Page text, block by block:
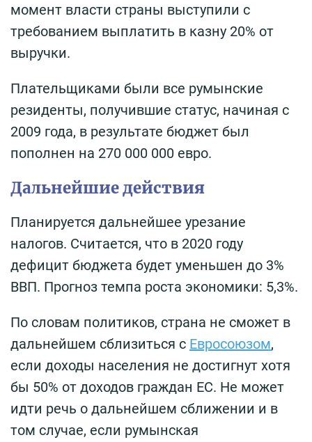
момент власти страны выступили с
требованием выплатить в казну 20% от
выручки.
Плательщиками были все румынские
резиденты, получившие статус, начиная с
2009 года, в результате бюджет был
пополнен на 270 000 000 евро.
Дальнейшие действия
Планируется дальнейшее урезание
налогов. Считается, что в 2020 году
дефицит бюджета будет уменьшен до 3%
ВВП. Прогноз темпа роста экономики: 5,3%.
По словам политиков, страна не сможет в
дальнейшем сблизиться с Евросоюзом,
если доходы населения не достигнут хотя
бы 50% от доходов граждан ЕС. Не может
идти речь о дальнейшем сближении и в
том случае, если румынская